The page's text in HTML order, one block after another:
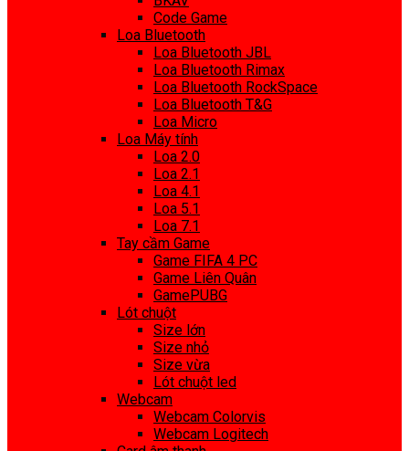
Code Game
Loa Bluetooth
Loa Bluetooth JBL
Loa Bluetooth Rimax
Loa Bluetooth RockSpace
Loa Bluetooth T&G
Loa Micro
Loa Máy tính
Loa 2.0
Loa 2.1
Loa 4.1
Loa 5.1
Loa 7.1
Tay cầm Game
Game FIFA 4 PC
Game Liên Quân
GamePUBG
Lót chuột
Size lớn
Size nhỏ
Size vừa
Lót chuột led
Webcam
Webcam Colorvis
Webcam Logitech